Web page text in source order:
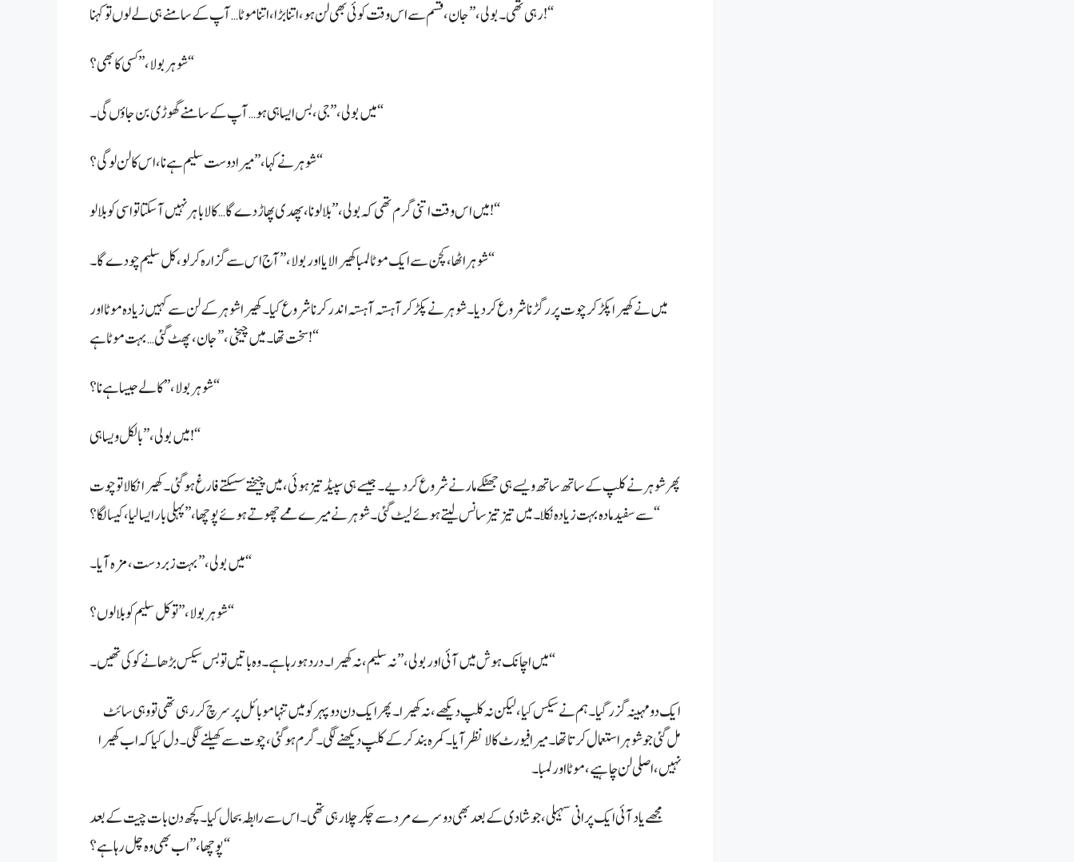
رہی تھی۔ بولی، ”جان، قسم سے اس وقت کوئی بھی لن ہو، اتنا بڑا، اتنا موٹا… آپ کے سامنے ہی لے لوں تو کہنا!“
شوہر بولا، ”کسی کا بھی؟“
میں بولی، ”جی، بس ایسا ہی ہو… آپ کے سامنے گھوڑی بن جاؤں گی۔“
شوہر نے کہا، ”میرا دوست سلیم ہے نا، اس کا لن لو گی؟“
میں اس وقت اتنی گرم تھی کہ بولی، ”بلالو نا، پھدی پھاڑ دے گا… کالا باہر نہیں آسکتا تو اسی کو بلا لو!“
شوہر اٹھا، کچن سے ایک موٹا لمبا کھیرا لایا اور بولا، ”آج اس سے گزارہ کر لو، کل سلیم چودے گا۔“
میں نے کھیرا پکڑ کر چوت پر رگڑنا شروع کر دیا۔ شوہر نے پکڑ کر آہستہ آہستہ اندر کرنا شروع کیا۔ کھیرا شوہر کے لن سے کہیں زیادہ موٹا اور
سخت تھا۔ میں چیخی، ”جان، پھٹ گئی… بہت موٹا ہے!“
شوہر بولا، ”کالے جیسا ہے نا؟“
میں بولی، ”بالکل ویسا ہی!“
پھر شوہر نے کلپ کے ساتھ ساتھ ویسے ہی جھٹکے مارنے شروع کر دیے۔ جیسے ہی سپیڈ تیز ہوئی، میں چیختے سسکتے فارغ ہو گئی۔ کھیرا نکالا تو چوت
سے سفید مادہ بہت زیادہ نکلا۔ میں تیز تیز سانس لیتے ہوئے لیٹ گئی۔ شوہر نے میرے ممے چھوتے ہوئے پوچھا، ”پہلی بار ایسا لیا، کیسا لگا؟“
میں بولی، ”بہت زبردست، مزہ آیا۔“
شوہر بولا، ”تو کل سلیم کو بلا لوں؟“
میں اچانک ہوش میں آئی اور بولی، ”نہ سلیم، نہ کھیرا۔ درد ہو رہا ہے۔ وہ باتیں تو بس سیکس بڑھانے کو کی تھیں۔“
ایک دو مہینہ گزر گیا۔ ہم نے سیکس کیا، لیکن نہ کلپ دیکھے، نہ کھیرا۔ پھر ایک دن دوپہر کو میں تنہا موبائل پر سرچ کر رہی تھی تو وہی سائٹ
مل گئی جو شوہر استعمال کرتا تھا۔ میرا فیورٹ کالا نظر آیا۔ کمرہ بند کر کے کلپ دیکھنے لگی۔ گرم ہو گئی، چوت سے کھیلنے لگی۔ دل کیا کہ اب کھیرا
نہیں، اصلی لن چاہیے، موٹا اور لمبا۔
مجھے یاد آئی ایک پرانی سہیلی، جو شادی کے بعد بھی دوسرے مرد سے چکر چلا رہی تھی۔ اس سے رابطہ بحال کیا۔ کچھ دن بات چیت کے بعد
پوچھا، ”اب بھی وہ چل رہا ہے؟“